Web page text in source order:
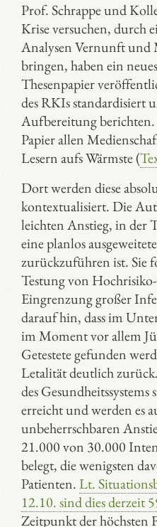
Prof. Schrappe und
Krise versuchen, durch
Analysen Vernunft und
bringen, haben ein
Thesenpapier
des RKIs standardisiert
Aufbereitung berichten.
Papier allen
Lesern aufs Wärmste (
Dort werden diese
kontextualisiert. Die
leichten Anstieg, in der
eine planlos
zurückzuführen ist. Sie
Testung von
Eingrenzung großer
darauf hin, dass im
im Moment vor allem
Getestete gefunden
Letalität deutlich
des
erreicht und werden es
unbeherrschbaren
21.000 von 30.000
belegt, die wenigsten
Patienten.Lt.
12.10. sind dies derzeit
Zeitpunkt der höchsten